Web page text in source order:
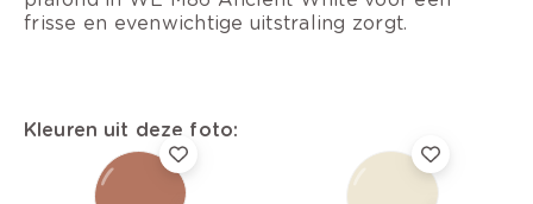
frisse en evenwichtige uitstraling zorgt.
Kleuren uit deze foto: